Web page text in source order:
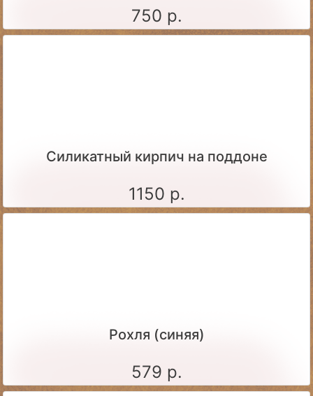
750 р.
Силикатный кирпич на поддоне
1150 р.
Рохля (синяя)
579 р.